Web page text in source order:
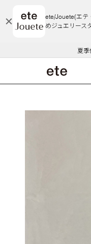
ete/Jouete(エテ
めジュエリース
エコラッピン
ご注文いただ
夏
悪質な
エコラッピン
ご注文いただ